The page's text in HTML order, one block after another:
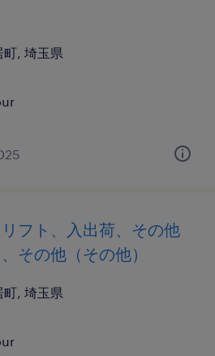
, 埼玉県
フト、入出荷、その他
その他（その他）
, 埼玉県